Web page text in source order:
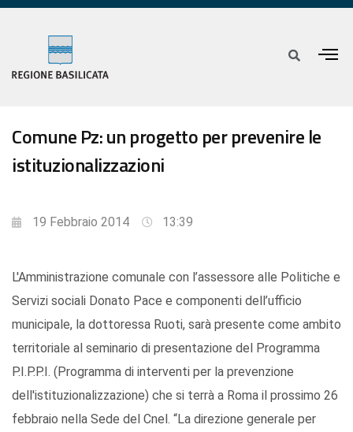
Comune Pz: un progetto per prevenire le
istituzionalizzazioni
19 Febbraio 2014 13:39
L'Amministrazione comunale con l’assessore alle Politiche e
Servizi sociali Donato Pace e componenti dell’ufficio
municipale, la dottoressa Ruoti, sarà presente come ambito
territoriale al seminario di presentazione del Programma
P.I.P.P.I. (Programma di interventi per la prevenzione
dell'istituzionalizzazione) che si terrà a Roma il prossimo 26
febbraio nella Sede del Cnel. “La direzione generale per